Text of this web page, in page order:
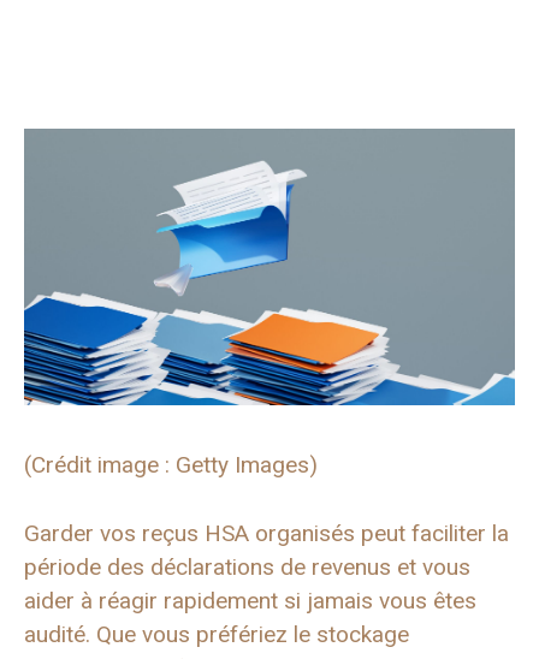
(Crédit image : Getty Images)
Garder vos reçus HSA organisés peut faciliter la
période des déclarations de revenus et vous
aider à réagir rapidement si jamais vous êtes
audité. Que vous préfériez le stockage